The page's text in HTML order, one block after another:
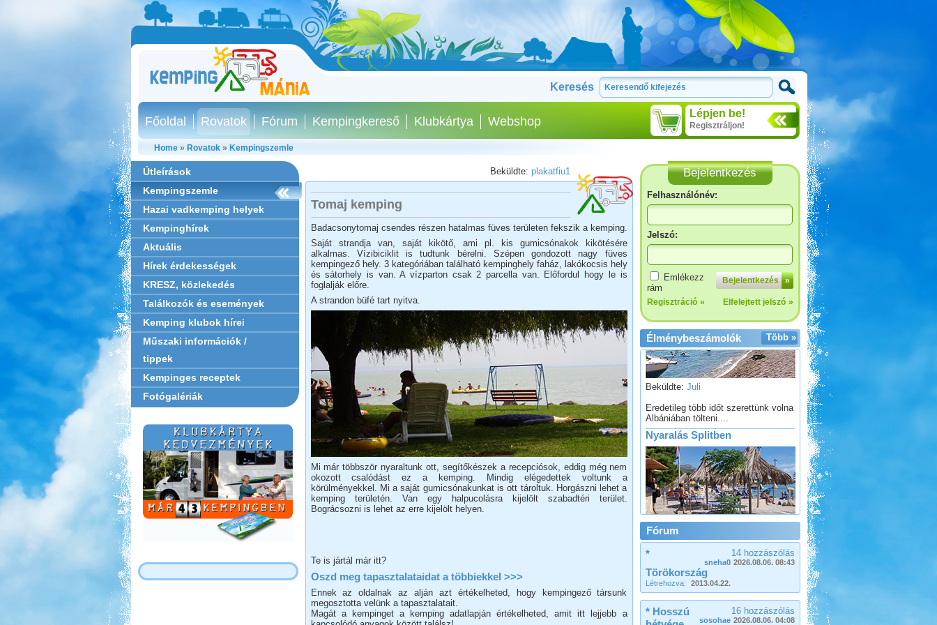
Keresés
Lépjen be!
Regisztráljon!
Főoldal Rovatok Fórum Kempingkereső Klubkártya Webshop
Home» Rovatok» Kempingszemle
Útleírások
Kempingszemle
Hazai vadkemping helyek
Kempinghírek
Aktuális
Hírek érdekességek
KRESZ, közlekedés
Találkozók és események
Kemping klubok hírei
Műszaki információk /
tippek
Kempinges receptek
Fotógalériák
Beküldte: plakatfiu1
Tomaj kemping
Badacsonytomaj csendes részen hatalmas füves területen fekszik a kemping.
Saját strandja van, saját kikötő, ami pl. kis gumicsónakok kikötésére
alkalmas. Vízibiciklit is tudtunk bérelni. Szépen gondozott nagy füves
kempingező hely. 3 kategóriában található kempinghely faház, lakókocsis hely
és sátorhely is van. A vízparton csak 2 parcella van. Előfordul hogy le is
foglalják előre.
A strandon büfé tart nyitva.
Mi már többször nyaraltunk ott, segítőkészek a recepciósok, eddig még nem
okozott csalódást ez a kemping. Mindig elégedettek voltunk a
körülményekkel. Mi a saját gumicsónakunkat is ott tároltuk. Horgászni lehet a
kemping területén. Van egy halpucolásra kijelölt szabadtéri terület.
Bográcsozni is lehet az erre kijelölt helyen.
Te is jártál már itt?
Oszd meg tapasztalataidat a többiekkel >>>
Ennek az oldalnak az alján azt értékelheted, hogy kempingező társunk
megosztotta velünk a tapasztalatait.
Magát a kempinget a kemping adatlapján értékelheted, amit itt lejjebb a
Bejelentkezés
Felhasználónév:
Jelszó:
Bejelentkezés »
Emlékezz
rám
Regisztráció » Elfelejtett jelszó »
Több »
Élménybeszámolók
Bosznia-Hercegovina,
Montenegró, Albánia
Beküldte:Juli
Albániában tölteni....
Nyaralás Splitben
Beküldte:PSteve
Rengeteg látnivaló van...
Somogy ország
Fórum
14 hozzászólás
sneha0 2026.08.06. 08:43
*
Törökország
Létrehozva: 2013.04.22.
16 hozzászólás
sosohae 2026.08.06. 04:08
* Hosszú